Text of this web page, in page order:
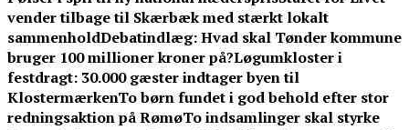
vender tilbage til Skærbæk med stærkt lokalt
sammenholdDebatindlæg: Hvad skal Tønder kommune
bruger 100 millioner kroner på?Løgumkloster i
festdragt: 30.000 gæster indtager byen til
KlostermærkenTo børn fundet i god behold efter stor
redningsaktion på RømøTo indsamlinger skal styrke